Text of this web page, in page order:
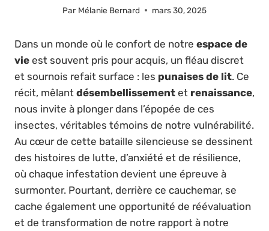
Par Mélanie Bernard mars 30, 2025
Dans un monde où le confort de notre espace de
vie est souvent pris pour acquis, un fléau discret
et sournois refait surface : les punaises de lit. Ce
récit, mêlant désembellissement et renaissance,
nous invite à plonger dans l’épopée de ces
insectes, véritables témoins de notre vulnérabilité.
Au cœur de cette bataille silencieuse se dessinent
des histoires de lutte, d’anxiété et de résilience,
où chaque infestation devient une épreuve à
surmonter. Pourtant, derrière ce cauchemar, se
cache également une opportunité de réévaluation
et de transformation de notre rapport à notre